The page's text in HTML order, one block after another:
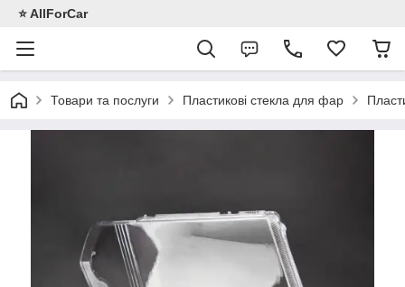
⭐️ AllForCar
Товари та послуги Пластикові стекла для фар